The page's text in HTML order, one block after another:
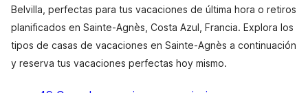
Belvilla, perfectas para tus vacaciones de última hora o retiros
planificados en Sainte-Agnès, Costa Azul, Francia. Explora los
tipos de casas de vacaciones en Sainte-Agnès a continuación
y reserva tus vacaciones perfectas hoy mismo.